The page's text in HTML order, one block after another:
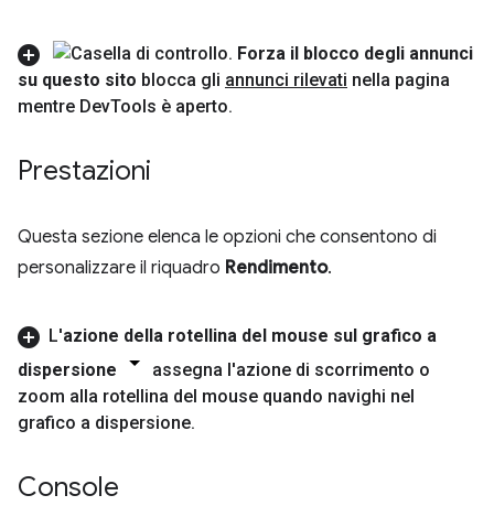
Forza il blocco degli annunci
su questo sito blocca gli annunci rilevati nella pagina
mentre DevTools è aperto.
Prestazioni
Questa sezione elenca le opzioni che consentono di
personalizzare il riquadro Rendimento.
L'azione della rotellina del mouse sul grafico a
dispersione
assegna l'azione di scorrimento o
zoom alla rotellina del mouse quando navighi nel
grafico a dispersione.
Console